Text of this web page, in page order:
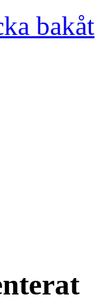
bakåt